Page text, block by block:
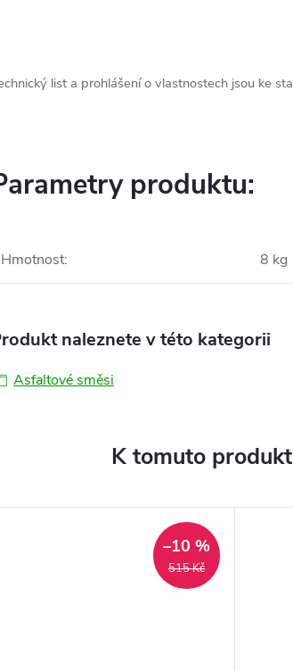
list a prohlášení o vlastnostech jsou ke
produktu:
Hmotnost: 8 kg
naleznete v této kategorii
Asfaltové směsi
K tomuto
515 Kč
–10 %